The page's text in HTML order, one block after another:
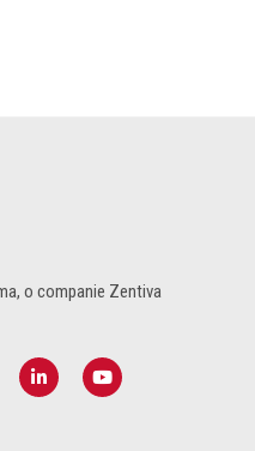
o companie Zentiva